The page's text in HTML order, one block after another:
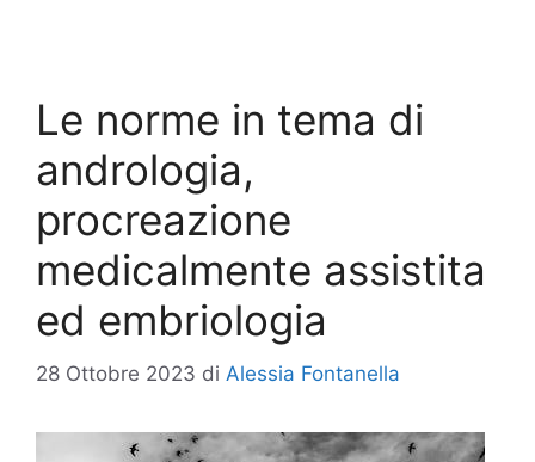
Le norme in tema di
andrologia,
procreazione
medicalmente assistita
ed embriologia
28 Ottobre 2023 di Alessia Fontanella